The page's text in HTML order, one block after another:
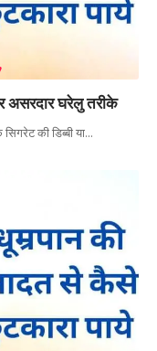
असरदार घरेलु तरीके
की डिब्‍बी या…